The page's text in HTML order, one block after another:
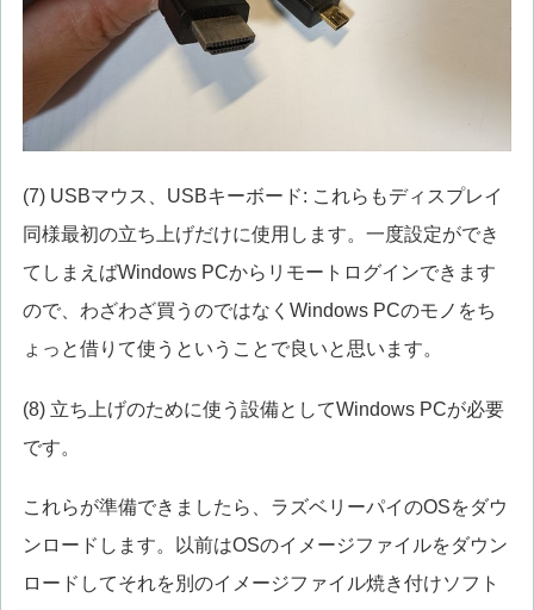
(7) USBマウス、USBキーボード: これらもディスプレイ
同様最初の立ち上げだけに使用します。一度設定ができ
てしまえばWindows PCからリモートログインできます
ので、わざわざ買うのではなくWindows PCのモノをち
ょっと借りて使うということで良いと思います。
(8) 立ち上げのために使う設備としてWindows PCが必要
です。
これらが準備できましたら、ラズベリーパイのOSをダウ
ンロードします。以前はOSのイメージファイルをダウン
ロードしてそれを別のイメージファイル焼き付けソフト